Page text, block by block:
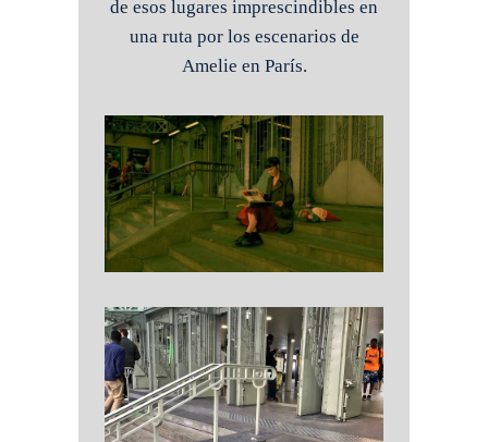
de esos lugares imprescindibles en
una ruta por los escenarios de
Amelie en París.